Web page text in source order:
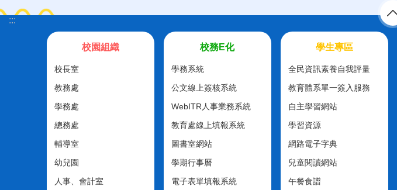
:::
校園組織
校長室
教務處
學務處
總務處
輔導室
幼兒園
人事、會計室
校務E化
學務系統
公文線上簽核系統
WebITR人事業務系統
教育處線上填報系統
圖書室網站
學期行事曆
電子表單填報系統
學生專區
全民資訊素養自我評量
教育體系單一簽入服務
自主學習網站
學習資源
網路電子字典
兒童閱讀網站
午餐食譜